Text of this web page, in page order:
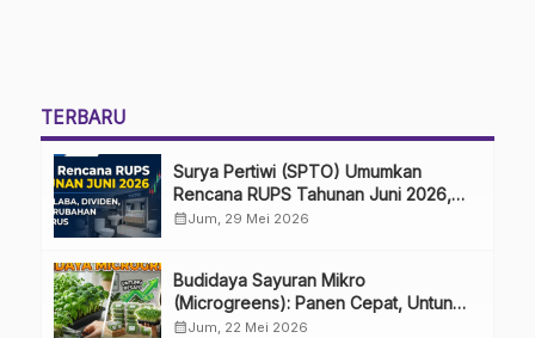
TERBARU
Surya Pertiwi (SPTO) Umumkan
Rencana RUPS Tahunan Juni 2026,
Bahas Penggunaan Laba Hingga
calendar_monthJum, 29 Mei 2026
Budidaya Sayuran Mikro
(Microgreens): Panen Cepat, Untung
Besar
calendar_monthJum, 22 Mei 2026